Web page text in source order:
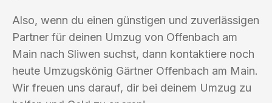
Also, wenn du einen günstigen und zuverlässigen
Partner für deinen Umzug von Offenbach am
Main nach Sliwen suchst, dann kontaktiere noch
heute Umzugskönig Gärtner Offenbach am Main.
Wir freuen uns darauf, dir bei deinem Umzug zu